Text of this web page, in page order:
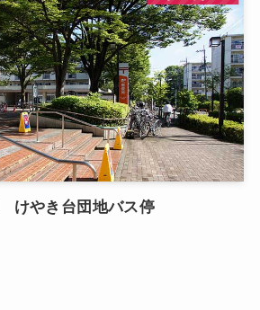
けやき台団地バス停